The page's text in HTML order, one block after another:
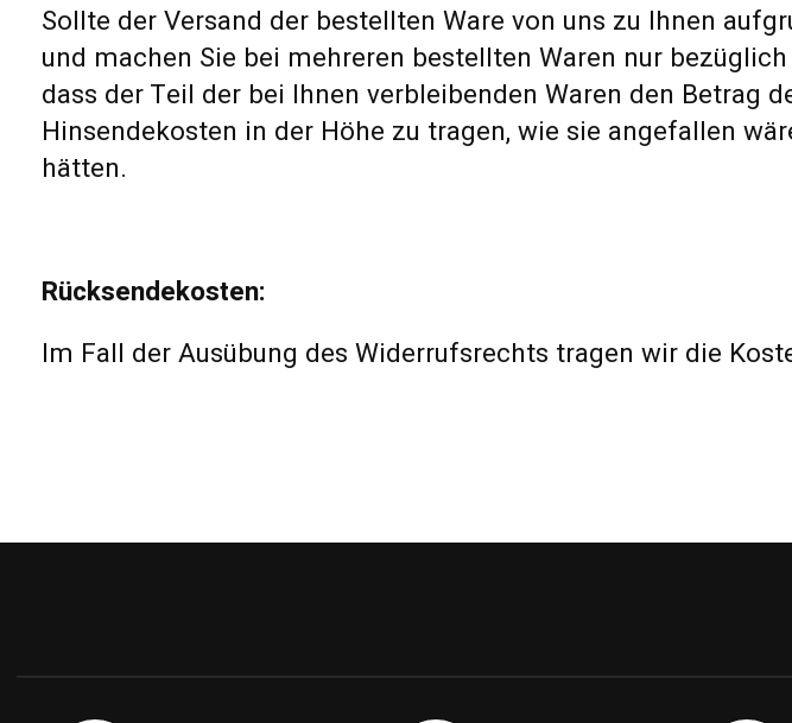
Sollte der Versand der bestellten Ware von uns zu Ihnen
und machen Sie bei mehreren bestellten Waren nur
dass der Teil der bei Ihnen verbleibenden Waren den Betrag
Hinsendekosten in der Höhe zu tragen, wie sie angefallen
hätten.
Rücksendekosten:
Im Fall der Ausübung des Widerrufsrechts tragen wir die